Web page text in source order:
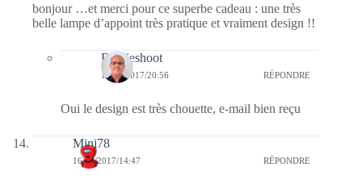
bonjour …et merci pour ce superbe cadeau : une très
belle lampe d’appoint très pratique et vraiment design !!
Bernieshoot
17/05/2017/20:56 RÉPONDRE
Oui le design est très chouette, e-mail bien reçu
Mini78
16/05/2017/14:47 RÉPONDRE